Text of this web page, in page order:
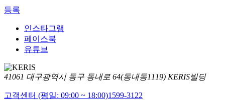
등록
인스타그램
페이스북
유튜브
41061 대구광역시 동구 동내로 64(동내동1119) KERIS빌딩
고객센터 (평일: 09:00 ~ 18:00)1599-3122